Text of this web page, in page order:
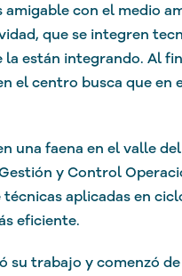
con el medio
que se integren
la están integrando. Al
el centro busca que en
una faena en el valle
y Control
aplicadas en
eficiente.
su trabajo y comenzó